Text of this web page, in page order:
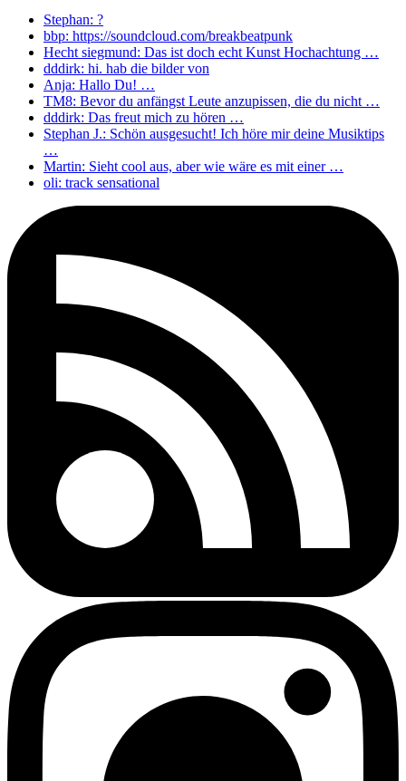
Stephan: ?
bbp: https://soundcloud.com/breakbeatpunk
Hecht siegmund: Das ist doch echt Kunst Hochachtung …
dddirk: hi. hab die bilder von
Anja: Hallo Du! …
TM8: Bevor du anfängst Leute anzupissen, die du nicht …
dddirk: Das freut mich zu hören …
Stephan J.: Schön ausgesucht! Ich höre mir deine Musiktips
…
Martin: Sieht cool aus, aber wie wäre es mit einer …
oli: track sensational